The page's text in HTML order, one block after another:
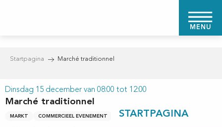
MENU
STARTPAGINA
Startpagina Marché traditionnel
Dinsdag 15 december van 08:00 tot 12:00
Marché traditionnel
MARKT COMMERCIEEL EVENEMENT